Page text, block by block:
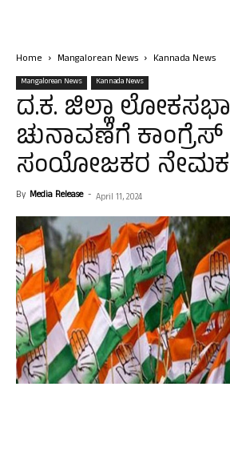
Home Mangalorean News Kannada News
Mangalorean News Kannada News
ದ.ಕ. ಜಿಲ್ಲಾ ಲೋಕಸಭಾ
ಚುನಾವಣೆಗೆ ಕಾಂಗ್ರೆಸ್
ಸಂಯೋಜಕರ ನೇಮಕ
By Media Release - April 11, 2024